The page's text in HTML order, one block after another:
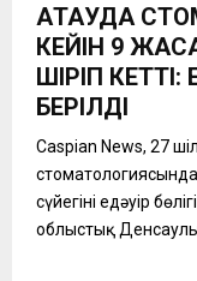
АҚТАУДА
КЕЙІН 9
ШІРІП КЕТТІ:
БЕРІЛДІ
Caspian News, 27
сүйегінің едәуір
облыстық